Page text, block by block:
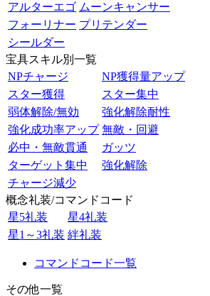
アルターエゴ ムーンキャンサー
フォーリナー プリテンダー
シールダー
宝具スキル別一覧
NPチャージ
NP獲得量アップ
スター獲得
スター集中
弱体解除/無効
強化解除耐性
強化成功率アップ 無敵・回避
必中・無敵貫通
ガッツ
ターゲット集中
強化解除
チャージ減少
概念礼装/コマンドコード
星5礼装
星4礼装
星1～3礼装 絆礼装
コマンドコード一覧
その他一覧